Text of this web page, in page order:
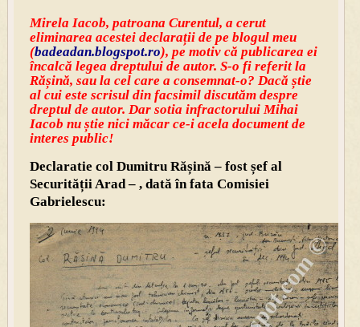
Mirela Iacob, patroana Curentul, a cerut
eliminarea acestei declarații de pe blogul meu
(badeadan.blogspot.ro), pe motiv că publicarea ei
încalcă legea dreptului de autor. S-o fi referit la
Rășină, sau la cel care a consemnat-o? Dacă știe
al cui este scrisul din facsimil discutăm despre
dreptul de autor. Dar sotia infractorului Mihai
Iacob nu știe nici măcar ce-i acela document de
interes public!
Declaratie col Dumitru Rășină – fost șef al
Securității Arad – , dată în fata Comisiei
Gabrielescu: